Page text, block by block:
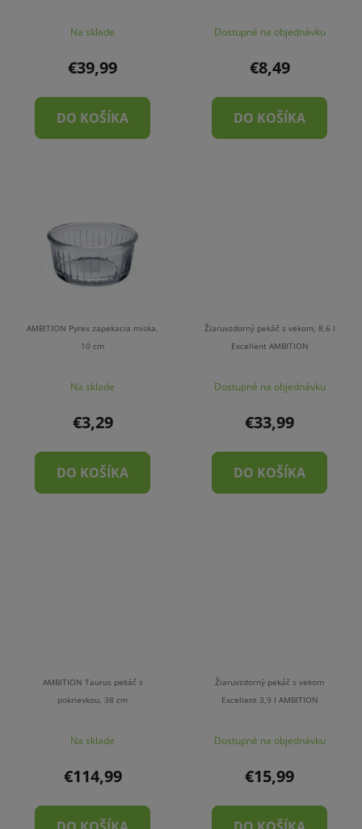
Na sklade
€39,99
DO KOŠÍKA
Dostupné na objednávku
€8,49
DO KOŠÍKA
AMBITION Pyrex zapekacia miska,
10 cm
Na sklade
€3,29
DO KOŠÍKA
Žiaruvzdorný pekáč s vekom, 8,6 l
Excellent AMBITION
Dostupné na objednávku
€33,99
DO KOŠÍKA
AMBITION Taurus pekáč s
pokrievkou, 38 cm
Na sklade
€114,99
Žiaruvzdorný pekáč s vekom
Excellent 3,9 l AMBITION
Dostupné na objednávku
€15,99